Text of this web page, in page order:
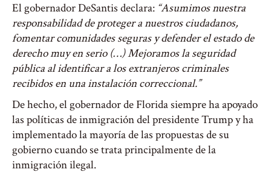
El gobernador DeSantis declara: “Asumimos nuestra
responsabilidad de proteger a nuestros ciudadanos,
fomentar comunidades seguras y defender el estado de
derecho muy en serio (…) Mejoramos la seguridad
pública al identificar a los extranjeros criminales
recibidos en una instalación correccional.”
De hecho, el gobernador de Florida siempre ha apoyado
las políticas de inmigración del presidente Trump y ha
implementado la mayoría de las propuestas de su
gobierno cuando se trata principalmente de la
inmigración ilegal.